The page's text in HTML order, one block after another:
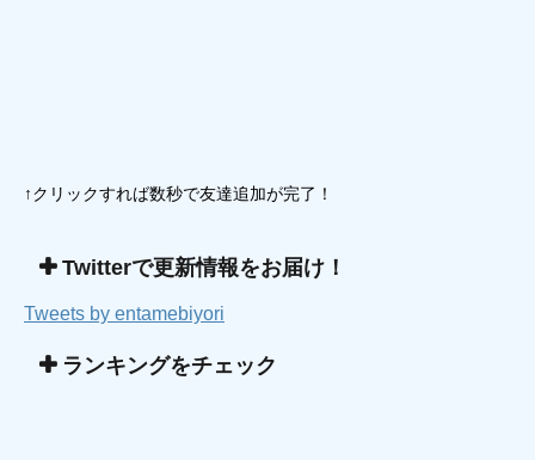
↑クリックすれば数秒で友達追加が完了！
Twitterで更新情報をお届け！
Tweets by entamebiyori
ランキングをチェック